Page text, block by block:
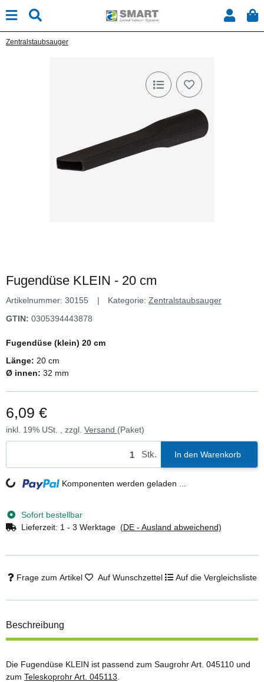
Zentralstaubsauger
Fugendüse KLEIN - 20 cm
Artikelnummer: 30155 Kategorie: Zentralstaubsauger
GTIN: 0305394443878
Fugendüse (klein) 20 cm
Länge: 20 cm
Ø innen: 32 mm
6,09 €
inkl. 19% USt. , zzgl. Versand (Paket)
Stk. In den Warenkorb
Loading... Komponenten werden geladen ...
Sofort bestellbar
Lieferzeit: 1 - 3 Werktage (DE - Ausland abweichend)
Frage zum Artikel Auf Wunschzettel Auf die Vergleichsliste
Beschreibung
Die Fugendüse KLEIN ist passend zum Saugrohr Art. 045110 und
zum Teleskoprohr Art. 045113.